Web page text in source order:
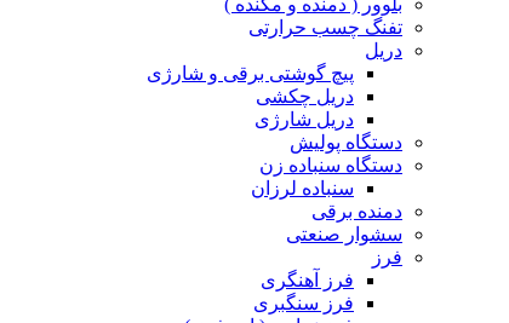
تفنگ چسب حرارتی
دریل
پیچ گوشتی برقی و شارژی
دریل چکشی
دریل شارژی
دستگاه پولیش
دستگاه سنباده زن
سنباده لرزان
دمنده برقی
سشوار صنعتی
فرز
فرز آهنگری
فرز سنگبری